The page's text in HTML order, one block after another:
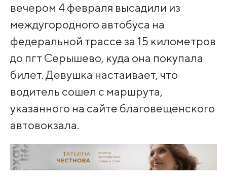
вечером 4 февраля высадили из
междугородного автобуса на
федеральной трассе за 15 километров
до пгт Серышево, куда она покупала
билет. Девушка настаивает, что
водитель сошел с маршрута,
указанного на сайте благовещенского
автовокзала.